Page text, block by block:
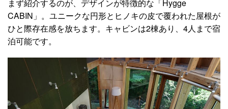
まず紹介するのが、デザインが特徴的な「Hygge
CABIN」。ユニークな円形とヒノキの皮で覆われた屋根が
ひと際存在感を放ちます。キャビンは2棟あり、4人まで宿
泊可能です。